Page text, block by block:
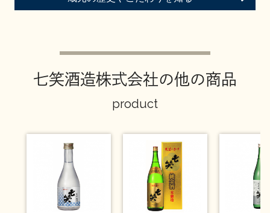
お問い合わせ
七笑酒造株式会社の他の商品
product